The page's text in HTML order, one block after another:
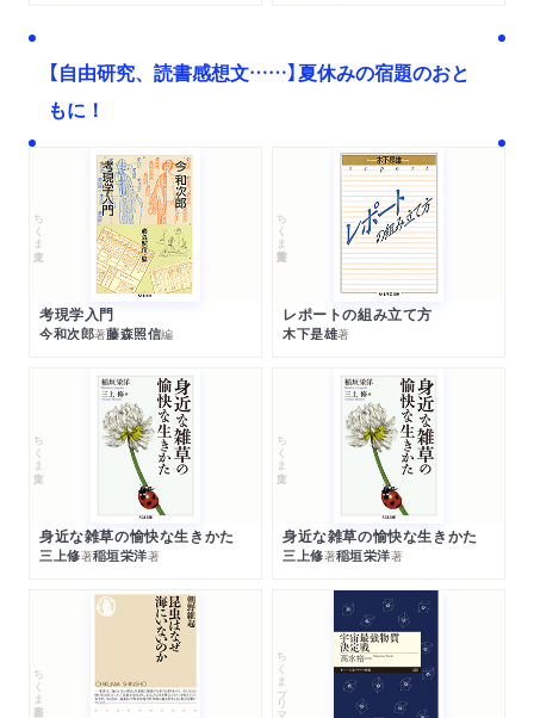
【自由研究、読書感想文……】夏休みの宿題のおと
もに！
ちくま文庫
考現学入門
今和次郎著藤森照信編
ちくま学芸文庫
レポートの組み立て方
木下是雄著
ちくま文庫
身近な雑草の愉快な生きかた
三上修著稲垣栄洋著
ちくま文庫
身近な雑草の愉快な生きかた
三上修著稲垣栄洋著
ちくま新書 ちくまプリマー新書